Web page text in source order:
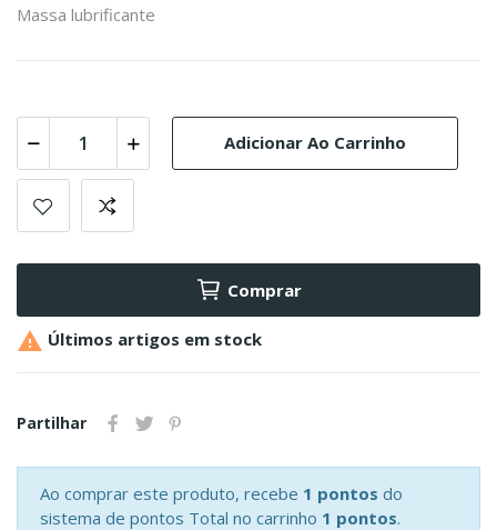
Massa lubrificante
Adicionar Ao Carrinho
Comprar
 Últimos artigos em stock
Partilhar
Ao comprar este produto, recebe 1 pontos do
sistema de pontos Total no carrinho 1 pontos.